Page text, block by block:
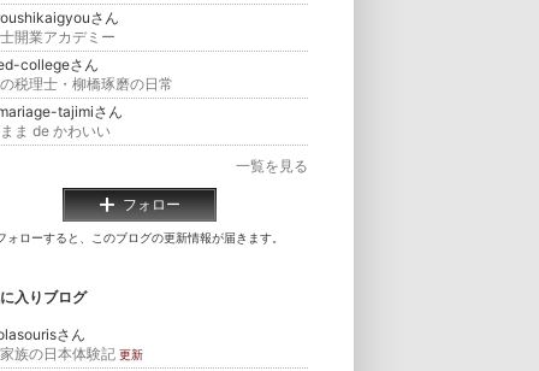
さん
開業アカデミー
collegeさん
税理士・柳橋琢磨の日常
tajimiさん
ま de かわいい
一覧を見る
フォロー
ォローすると、このブログの更新情報が届きます。
入りブログ
さん
族の日本体験記 更新